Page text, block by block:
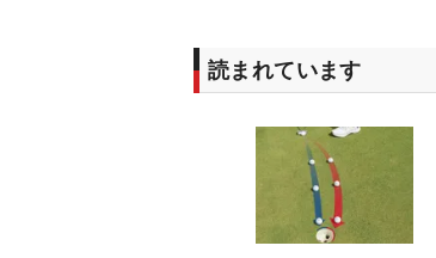
読まれています